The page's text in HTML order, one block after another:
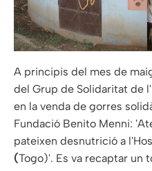
A principis del mes de
del Grup de Solidaritat de
en la venda de gorres
Fundació Benito Menni:
pateixen desnutrició a
(Togo)'. Es va recaptar un